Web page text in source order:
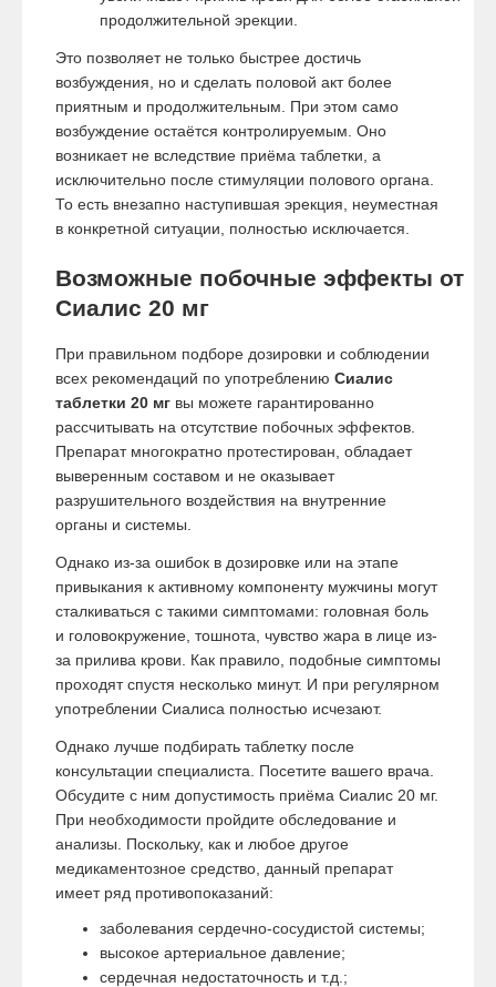
продолжительной эрекции.
Это позволяет не только быстрее достичь
возбуждения, но и сделать половой акт более
приятным и продолжительным. При этом само
возбуждение остаётся контролируемым. Оно
возникает не вследствие приёма таблетки, а
исключительно после стимуляции полового органа.
То есть внезапно наступившая эрекция, неуместная
в конкретной ситуации, полностью исключается.
Возможные побочные эффекты от
Сиалис 20 мг
При правильном подборе дозировки и соблюдении
всех рекомендаций по употреблению Сиалис
таблетки 20 мг вы можете гарантированно
рассчитывать на отсутствие побочных эффектов.
Препарат многократно протестирован, обладает
выверенным составом и не оказывает
разрушительного воздействия на внутренние
органы и системы.
Однако из-за ошибок в дозировке или на этапе
привыкания к активному компоненту мужчины могут
сталкиваться с такими симптомами: головная боль
и головокружение, тошнота, чувство жара в лице из-
за прилива крови. Как правило, подобные симптомы
проходят спустя несколько минут. И при регулярном
употреблении Сиалиса полностью исчезают.
Однако лучше подбирать таблетку после
консультации специалиста. Посетите вашего врача.
Обсудите с ним допустимость приёма Сиалис 20 мг.
При необходимости пройдите обследование и
анализы. Поскольку, как и любое другое
медикаментозное средство, данный препарат
имеет ряд противопоказаний:
заболевания сердечно-сосудистой системы;
высокое артериальное давление;
сердечная недостаточность и т.д.;